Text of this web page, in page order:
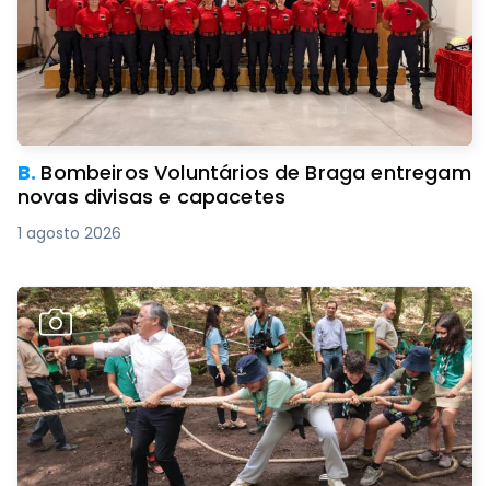
B. Bombeiros Voluntários de Braga entregam
novas divisas e capacetes
1 agosto 2026